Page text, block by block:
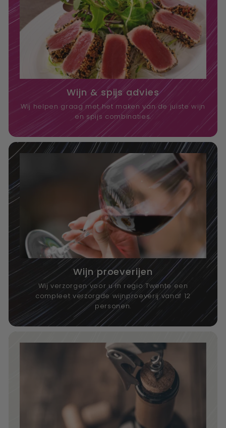
Wijn & spijs advies
Wij helpen graag met het maken van de juiste wijn
en spijs combinaties.
Wijn proeverijen
Wij verzorgen voor u in regio Twente een
compleet verzorgde wijnproeverij vanaf 12
personen.